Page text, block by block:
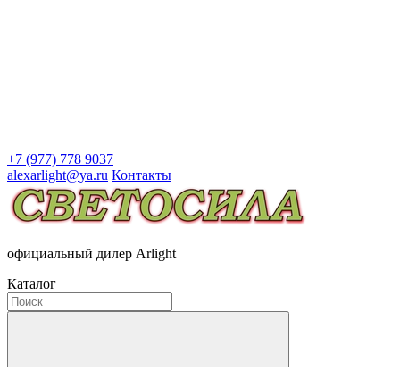
+7 (977) 778 9037
alexarlight@ya.ru Контакты
официальный дилер Arlight
Каталог